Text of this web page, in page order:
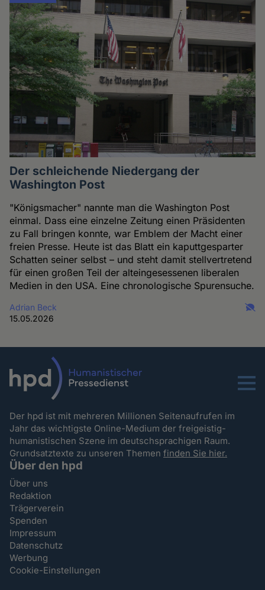
Der schleichende Niedergang der
Washington Post
"Königsmacher" nannte man die Washington Post
einmal. Dass eine einzelne Zeitung einen Präsidenten
zu Fall bringen konnte, war Emblem der Macht einer
freien Presse. Heute ist das Blatt ein kaputtgesparter
Schatten seiner selbst – und steht damit stellvertretend
für einen großen Teil der alteingesessenen liberalen
Medien in den USA. Eine chronologische Spurensuche.
Adrian Beck
15.05.2026
Menu
Der hpd ist mit mehreren Millionen Seitenaufrufen im
Jahr das wichtigste Online-Medium der freigeistig-
humanistischen Szene im deutschsprachigen Raum.
Grundsatztexte zu unseren Themenfinden Sie hier.
Über den hpd
Über uns
Redaktion
Trägerverein
Spenden
Impressum
Datenschutz
Werbung
Cookie-Einstellungen